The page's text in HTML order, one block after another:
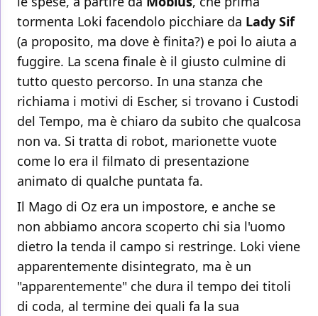
tormenta Loki facendolo picchiare da Lady Sif
(a proposito, ma dove è finita?) e poi lo aiuta a
fuggire. La scena finale è il giusto culmine di
tutto questo percorso. In una stanza che
richiama i motivi di Escher, si trovano i Custodi
del Tempo, ma è chiaro da subito che qualcosa
non va. Si tratta di robot, marionette vuote
come lo era il filmato di presentazione
animato di qualche puntata fa.
Il Mago di Oz era un impostore, e anche se
non abbiamo ancora scoperto chi sia l'uomo
dietro la tenda il campo si restringe. Loki viene
apparentemente disintegrato, ma è un
"apparentemente" che dura il tempo dei titoli
di coda, al termine dei quali fa la sua